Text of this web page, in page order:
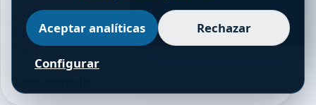
Análisis profundo de la actualización del núcleo
de Google 2026, la Consola de Búsqueda de
10...
Aceptar analíticas Rechazar
Configurar